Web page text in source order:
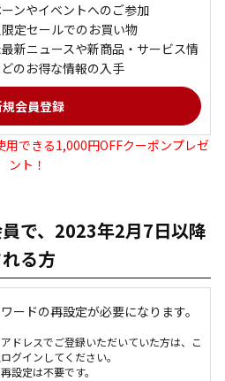
ンやイベントへのご参加
定セールでのお買い物
新ニュースや新商品・サービス情
のお得な情報の入手
できる1,000円OFFクーポンプレゼ
ント！
で、2023年2月7日以降
る方
ードの再設定が必要になります。
ドレスでご登録いただいていた方は、こ
グインしてください。
設定は不要です。